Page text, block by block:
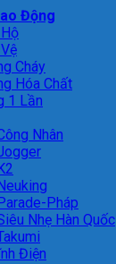
Động
Cháy
Hóa Chất
1 Lần
Nhân
Pháp
Nhẹ Hàn Quốc
Điện